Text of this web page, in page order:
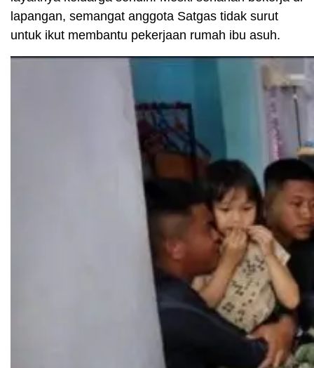
lapangan, semangat anggota Satgas tidak surut
untuk ikut membantu pekerjaan rumah ibu asuh.